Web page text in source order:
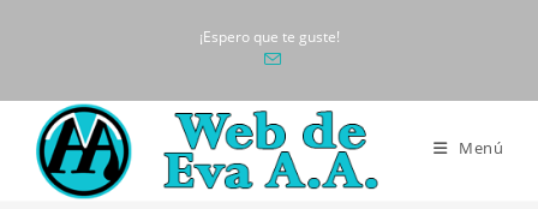
¡Espero que te guste!
Menú